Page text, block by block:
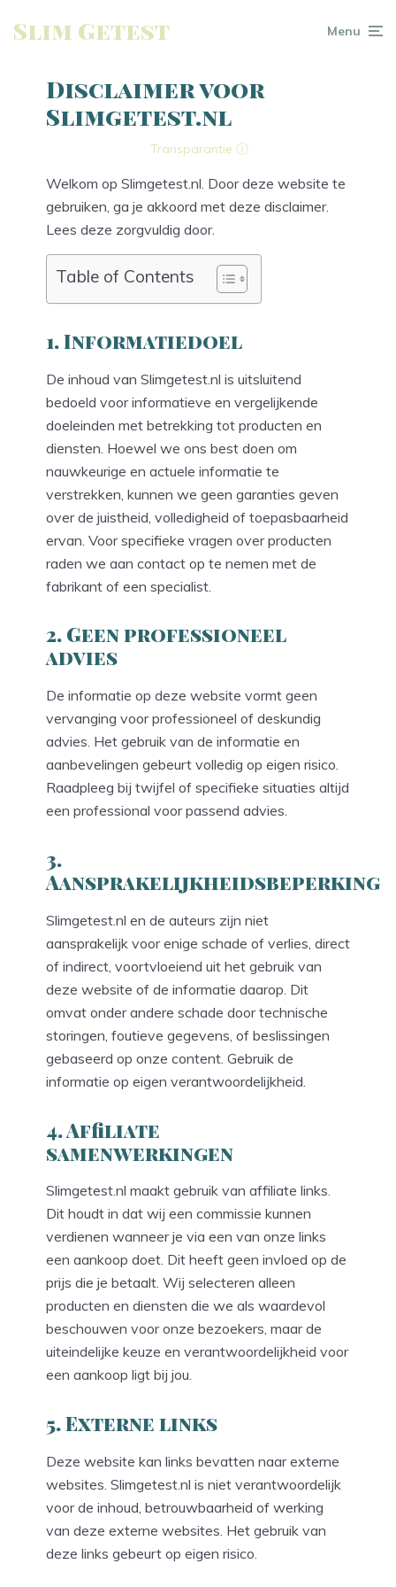
Slim Getest Menu
Disclaimer voor
Slimgetest.nl
Transparantie ⓘ
Welkom op Slimgetest.nl. Door deze website te
gebruiken, ga je akkoord met deze disclaimer.
Lees deze zorgvuldig door.
Table of Contents
1. Informatiedoel
De inhoud van Slimgetest.nl is uitsluitend
bedoeld voor informatieve en vergelijkende
doeleinden met betrekking tot producten en
diensten. Hoewel we ons best doen om
nauwkeurige en actuele informatie te
verstrekken, kunnen we geen garanties geven
over de juistheid, volledigheid of toepasbaarheid
ervan. Voor specifieke vragen over producten
raden we aan contact op te nemen met de
fabrikant of een specialist.
2. Geen professioneel
advies
De informatie op deze website vormt geen
vervanging voor professioneel of deskundig
advies. Het gebruik van de informatie en
aanbevelingen gebeurt volledig op eigen risico.
Raadpleeg bij twijfel of specifieke situaties altijd
een professional voor passend advies.
3.
Aansprakelijkheidsbeperking
Slimgetest.nl en de auteurs zijn niet
aansprakelijk voor enige schade of verlies, direct
of indirect, voortvloeiend uit het gebruik van
deze website of de informatie daarop. Dit
omvat onder andere schade door technische
storingen, foutieve gegevens, of beslissingen
gebaseerd op onze content. Gebruik de
informatie op eigen verantwoordelijkheid.
4. Affiliate
samenwerkingen
Slimgetest.nl maakt gebruik van affiliate links.
Dit houdt in dat wij een commissie kunnen
verdienen wanneer je via een van onze links
een aankoop doet. Dit heeft geen invloed op de
prijs die je betaalt. Wij selecteren alleen
producten en diensten die we als waardevol
beschouwen voor onze bezoekers, maar de
uiteindelijke keuze en verantwoordelijkheid voor
een aankoop ligt bij jou.
5. Externe links
Deze website kan links bevatten naar externe
websites. Slimgetest.nl is niet verantwoordelijk
voor de inhoud, betrouwbaarheid of werking
van deze externe websites. Het gebruik van
deze links gebeurt op eigen risico.